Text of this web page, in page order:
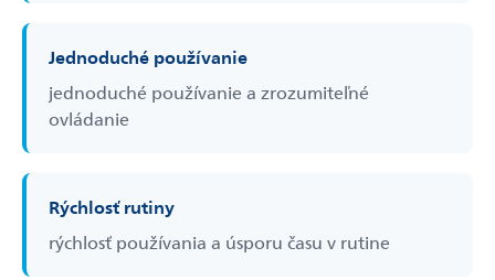
Jednoduché používanie
jednoduché používanie a zrozumiteľné
ovládanie
Rýchlosť rutiny
rýchlosť používania a úsporu času v rutine